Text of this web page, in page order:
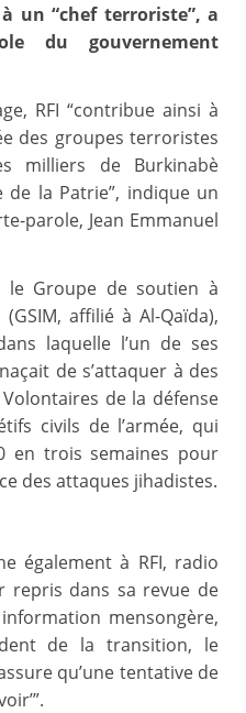
un “chef terroriste”, a
du gouvernement
RFI “contribue ainsi à
des groupes terroristes
milliers de Burkinabè
la Patrie”, indique un
parole, Jean Emmanuel
le Groupe de soutien à
affilié à Al-Qaïda),
laquelle l’un de ses
de s’attaquer à des
de la défense
civils de l’armée, qui
en trois semaines pour
des attaques jihadistes.
également à RFI, radio
repris dans sa revue de
mensongère,
de la transition, le
qu’une tentative de